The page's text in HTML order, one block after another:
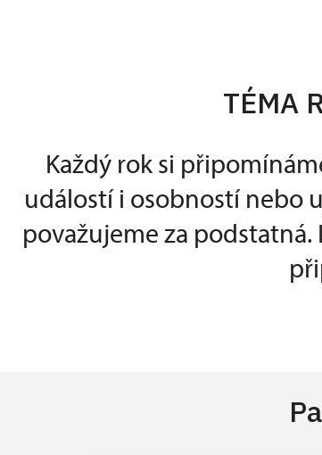
TÉMA
Každý rok si
událostí i osobností nebo
považujeme za podstatná.